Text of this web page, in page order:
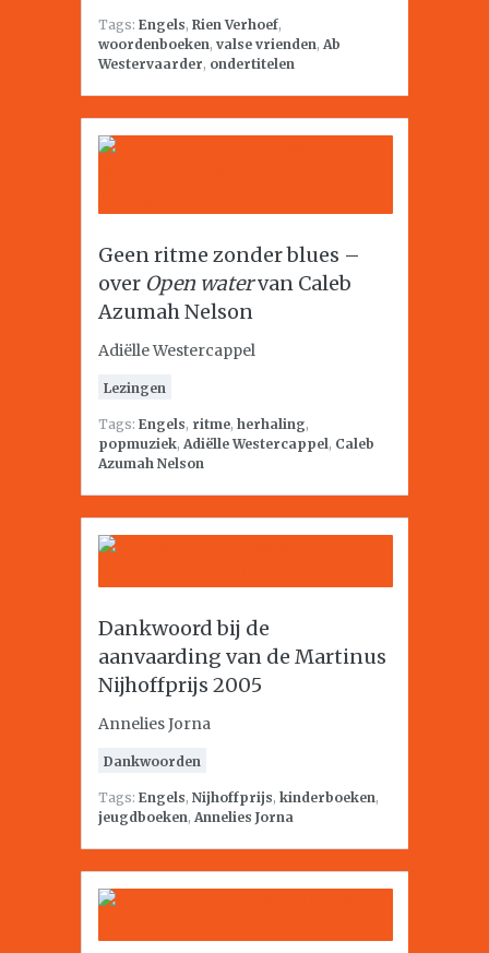
Tags: Engels, Rien Verhoef,
woordenboeken, valse vrienden, Ab
Westervaarder, ondertitelen
Geen ritme zonder blues –
over Open watervan Caleb
Azumah Nelson
Adiëlle Westercappel
Lezingen
Tags: Engels, ritme, herhaling,
popmuziek, Adiëlle Westercappel, Caleb
Azumah Nelson
Dankwoord bij de
aanvaarding van de Martinus
Nijhoffprijs 2005
Annelies Jorna
Dankwoorden
Tags: Engels, Nijhoffprijs, kinderboeken,
jeugdboeken, Annelies Jorna